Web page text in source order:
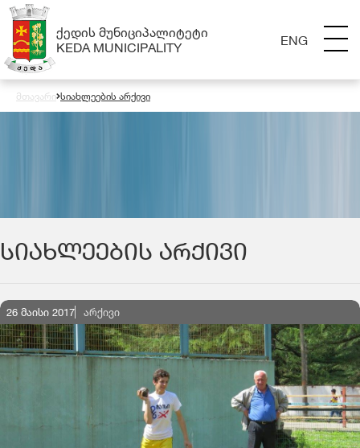
ᲥᲔᲓᲘᲡ ᲛᲣᲜᲘᲪᲘᲞᲐᲚᲘᲢᲔᲢᲘ
KEDA MUNICIPALITY
ENG
მთავარი სიახლეების არქივი
ᲡᲘᲐᲮᲚᲔᲔᲑᲘᲡ ᲐᲠᲥᲘᲕᲘ
26 მაისი 2017 ᲐᲠᲥᲘᲕᲘ